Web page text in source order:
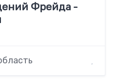
Фрейда -